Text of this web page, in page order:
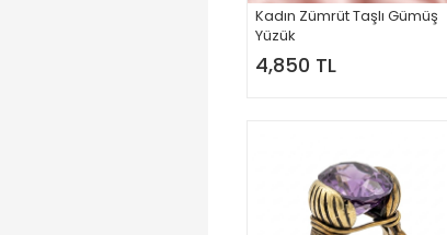
Kadın Zümrüt Taşlı Gümüş
Yüzük
4,850 TL